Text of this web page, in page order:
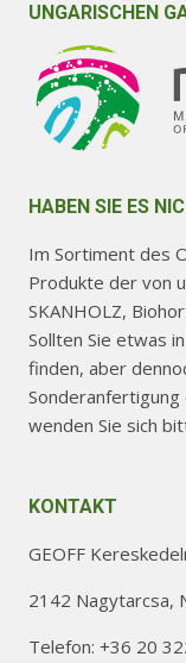
UNGARISCHEN
HABEN SIE ES
Im Sortiment des
Produkte der von
SKANHOLZ,
Sollten Sie etwas
finden, aber
wenden Sie sich
KONTAKT
GEOFF
2142 Nagytarcsa,
Telefon: +36 20